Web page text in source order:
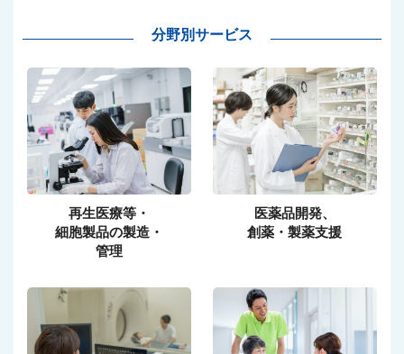
分野別サービス
再生医療等・
細胞製品の製造・
管理
医薬品開発、
創薬・製薬支援